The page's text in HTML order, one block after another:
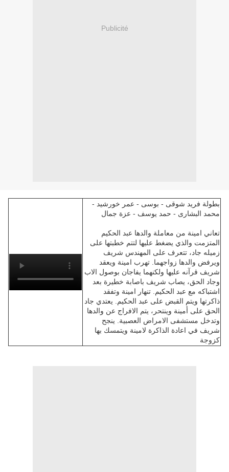
Publicité
بطولة فريد شوقى - بوسى - عمر خورشيد -
محمد البشارى - حمد يوسف - عزة جمال
تعاني امينة من معاملة والدها عبد الحكيم
المتزمت والذي يضغط عليها لتتم خطبتها على
زميله جاد، تتعرف على المهندس شريف
ويرفض والدها زواجهما. تهرب امينة ويعقد
شريف قرآنه عليها ولكنهما يفاجان بوصول الاب
وجاد الحق، يصاب شريف باصابة خطيرة بعد
اشتباكه مع عبد الحكيم. تنهار امينة وتفقد
ذاكرتها ويتم القبض على عبد الحكيم. يعتدي جاد
الحق على أمينة وينتحر، يتم الافراج عن والدها
وتدخل مستشفى الامراض العصبية. ينجح
شريف في اعادة الذاكرة لامينة ويتمسك بها
كزوجة